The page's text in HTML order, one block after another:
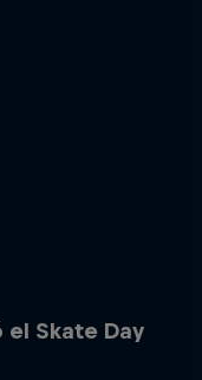
el Skate Day